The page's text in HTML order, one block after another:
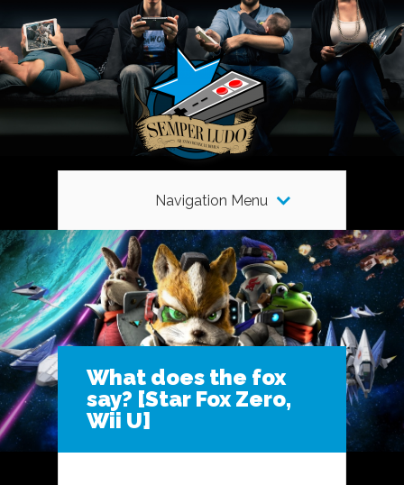
Navigation Menu
What does the fox
say? [Star Fox Zero,
Wii U]